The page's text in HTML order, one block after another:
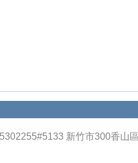
新竹市300香山